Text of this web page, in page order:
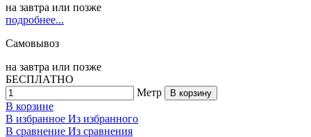
на завтра или позже
подробнее...
Самовывоз
на завтра или позже
БЕСПЛАТНО
Метр
В корзину
В корзине
В избранное Из избранного
В сравнение Из сравнения